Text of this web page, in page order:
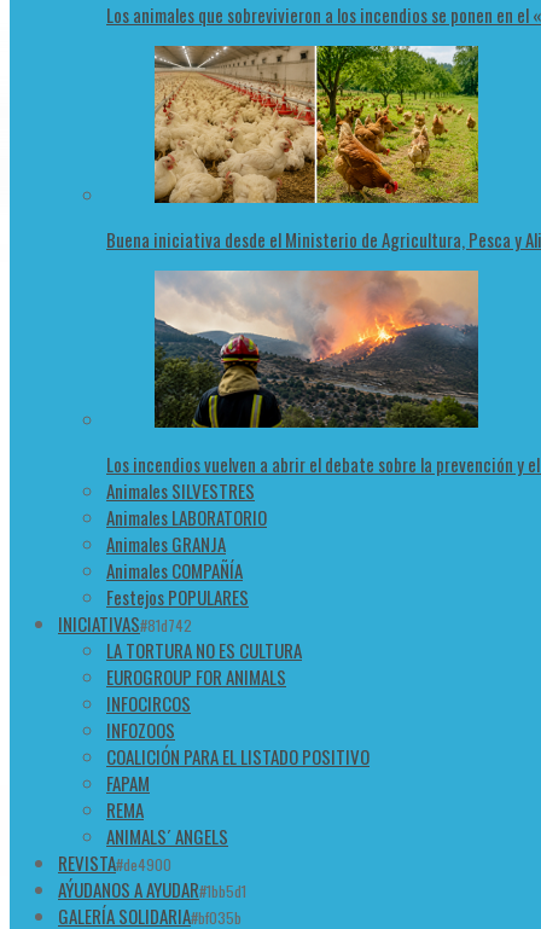
Los animales que sobrevivieron a los incendios se ponen en
Buena iniciativa desde el Ministerio de Agricultura, Pesca y
Los incendios vuelven a abrir el debate sobre la prevención y
Animales SILVESTRES
Animales LABORATORIO
Animales GRANJA
Animales COMPAÑÍA
Festejos POPULARES
INICIATIVAS#81d742
LA TORTURA NO ES CULTURA
EUROGROUP FOR ANIMALS
INFOCIRCOS
INFOZOOS
COALICIÓN PARA EL LISTADO POSITIVO
FAPAM
REMA
ANIMALS´ ANGELS
REVISTA#de4900
AÝUDANOS A AYUDAR#1bb5d1
GALERÍA SOLIDARIA#bf035b